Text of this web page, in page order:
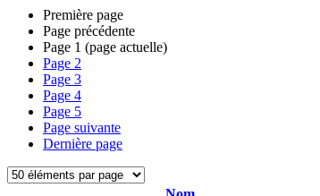
Première page
Page précédente
Page 1 (page actuelle)
Page 2
Page 3
Page 4
Page 5
Page suivante
Dernière page